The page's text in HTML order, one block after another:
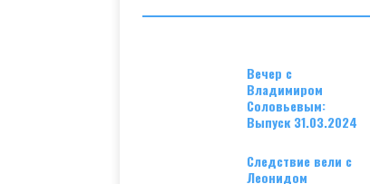
Вечер с
Владимиром
Соловьевым:
Выпуск 31.03.2024
Следствие вели с
Леонидом